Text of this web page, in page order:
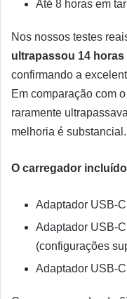
Até 8 horas em
Nos nossos testes
ultrapassou 14
confirmando a
Em comparação com
raramente
melhoria é substancial.
O carregador
Adaptador USB-
Adaptador USB-
(configurações
Adaptador USB-